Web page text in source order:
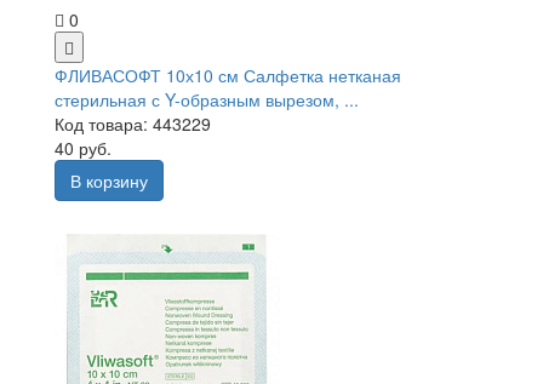
0
ФЛИВАСОФТ 10х10 см Салфетка нетканая
стерильная с Y-образным вырезом, ...
Код товара: 443229
40 руб.
В корзину